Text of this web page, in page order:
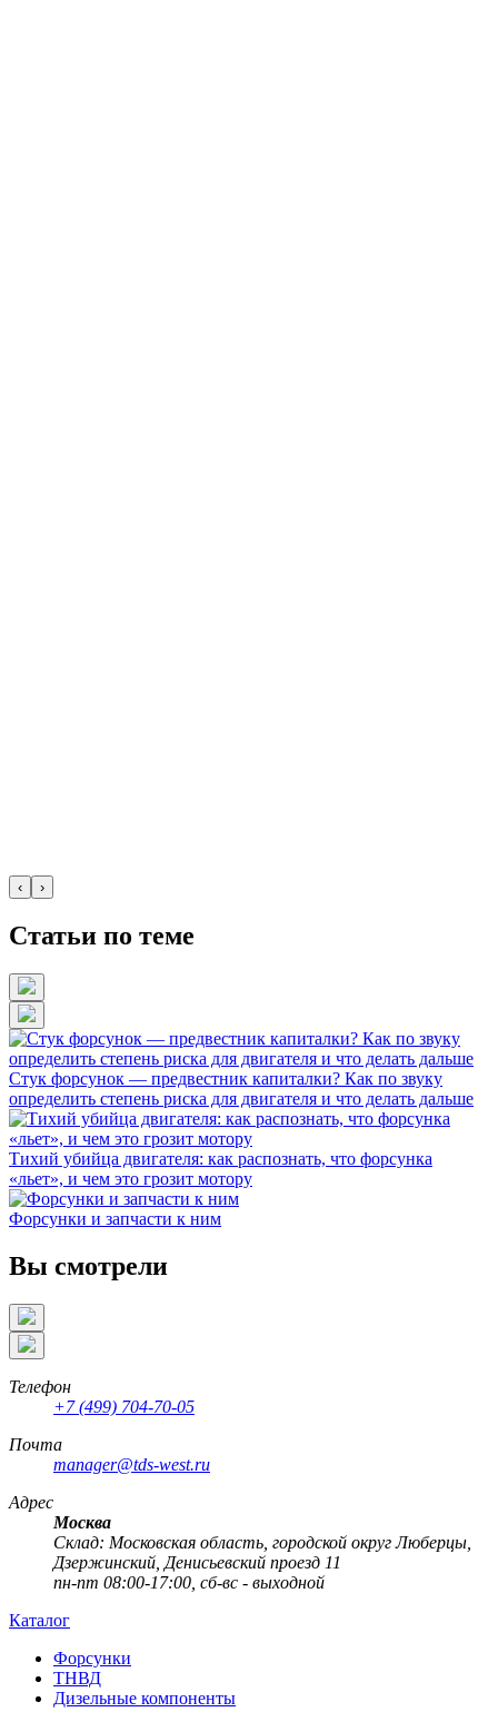
‹ ›
Статьи по теме
Стук форсунок — предвестник капиталки? Как по звуку
определить степень риска для двигателя и что делать дальше
Тихий убийца двигателя: как распознать, что форсунка
«льет», и чем это грозит мотору
Форсунки и запчасти к ним
Вы смотрели
Телефон
+7 (499) 704-70-05
Почта
manager@tds-west.ru
Адрес
Москва
Cклад: Московская область, городской округ Люберцы,
Дзержинский, Денисьевский проезд 11
пн-пт 08:00-17:00, сб-вс - выходной
Каталог
Форсунки
ТНВД
Дизельные компоненты